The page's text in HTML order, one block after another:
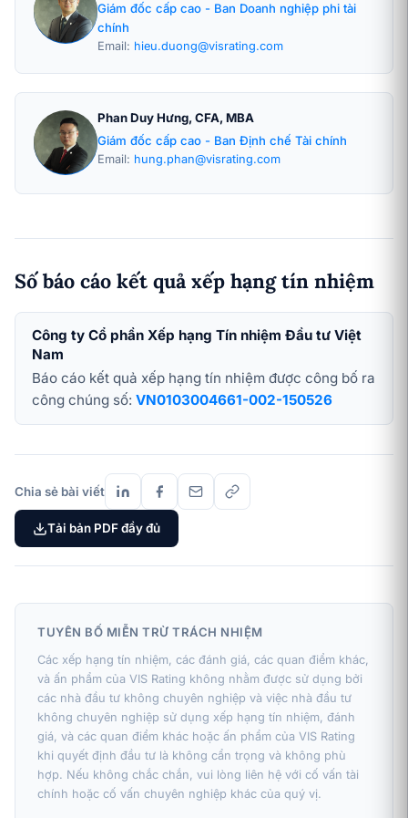
Giám đốc cấp cao - Ban Doanh nghiệp phi tài
chính
Email: hieu.duong@visrating.com
Phan Duy Hưng, CFA, MBA
Giám đốc cấp cao - Ban Định chế Tài chính
Email: hung.phan@visrating.com
Số báo cáo kết quả xếp hạng tín nhiệm
Công ty Cổ phần Xếp hạng Tín nhiệm Đầu tư Việt
Nam
Báo cáo kết quả xếp hạng tín nhiệm được công bố ra
công chúng số: VN0103004661-002-150526
Chia sẻ bài viết
Tải bản PDF đầy đủ
TUYÊN BỐ MIỄN TRỪ TRÁCH NHIỆM
Các xếp hạng tín nhiệm, các đánh giá, các quan điểm khác,
và ấn phẩm của VIS Rating không nhằm được sử dụng bởi
các nhà đầu tư không chuyên nghiệp và việc nhà đầu tư
không chuyên nghiệp sử dụng xếp hạng tín nhiệm, đánh
giá, và các quan điểm khác hoặc ấn phẩm của VIS Rating
khi quyết định đầu tư là không cẩn trọng và không phù
hợp. Nếu không chắc chắn, vui lòng liên hệ với cố vấn tài
chính hoặc cố vấn chuyên nghiệp khác của quý vị.